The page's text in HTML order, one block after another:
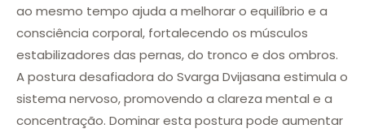
ao mesmo tempo ajuda a melhorar o equilíbrio e a
consciência corporal, fortalecendo os músculos
estabilizadores das pernas, do tronco e dos ombros.
A postura desafiadora do Svarga Dvijasana estimula o
sistema nervoso, promovendo a clareza mental e a
concentração. Dominar esta postura pode aumentar